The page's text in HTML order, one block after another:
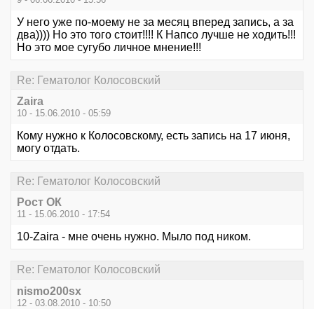
У него уже по-моему не за месяц вперед запись, а за
два)))) Но это того стоит!!!! К Напсо лучше не ходить!!!
Но это мое сугубо личное мнение!!!
Re: Гематолог Колосовский
Zaira
10 - 15.06.2010 - 05:59
Кому нужно к Колосовскому, есть запись на 17 июня,
могу отдать.
Re: Гематолог Колосовский
Рост ОК
11 - 15.06.2010 - 17:54
10-Zaira - мне очень нужно. Мыло под ником.
Re: Гематолог Колосовский
nismo200sx
12 - 03.08.2010 - 10:50